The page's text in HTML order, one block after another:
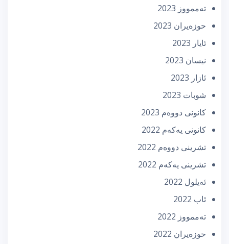
تەممووز 2023
حوزه‌یران 2023
ئایار 2023
نیسان 2023
ئازار 2023
شوبات 2023
كانونی دووه‌م 2023
كانونی یه‌كه‌م 2022
تشرینی دووه‌م 2022
تشرینی یه‌كه‌م 2022
ئه‌یلول 2022
ئاب 2022
تەممووز 2022
حوزه‌یران 2022